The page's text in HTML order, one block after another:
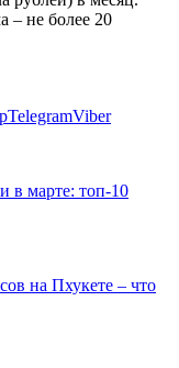
– не более 20
TelegramViber
в марте: топ-10
на Пхукете – что